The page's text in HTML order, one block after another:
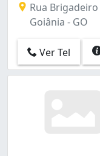
Rua
Goiânia - GO
Ver Tel